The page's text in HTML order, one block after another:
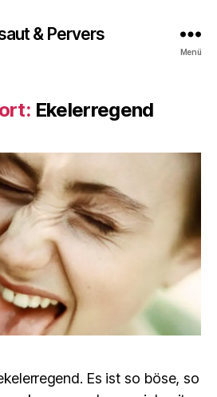
& Pervers
Menü
Ekelerregend
Es ist so böse, so